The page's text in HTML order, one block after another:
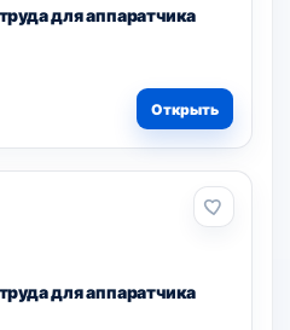
для аппаратчика
Открыть
для аппаратчика